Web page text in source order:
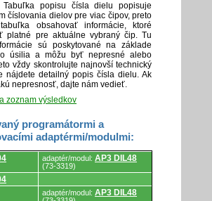
Tabuľka popisu čísla dielu popisuje
číslovania dielov pre viac čipov, preto
obsahovať informácie, ktoré
platné pre aktuálne vybraný čip. Tu
sú poskytované na základe
úsilia a môžu byť nepresné alebo
vždy skontrolujte najnovší technický
nájdete detailný popis čísla dielu. Ak
nepresnosť, dajte nám vedieť.
zoznam výsledkov
programátormi a
adaptérmi/modulmi:
adaptér/modul: AP3 DIL48
(73-3319)
adaptér/modul: AP3 DIL48